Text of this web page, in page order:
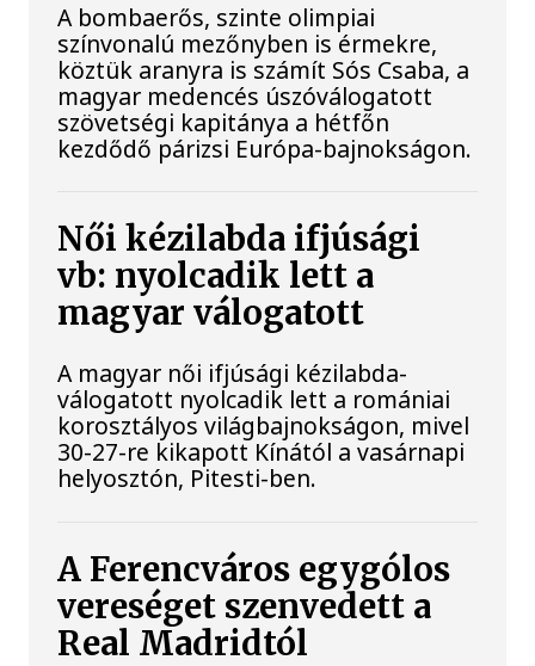
A bombaerős, szinte olimpiai
színvonalú mezőnyben is érmekre,
köztük aranyra is számít Sós Csaba, a
magyar medencés úszóválogatott
szövetségi kapitánya a hétfőn
kezdődő párizsi Európa-bajnokságon.
Női kézilabda ifjúsági
vb: nyolcadik lett a
magyar válogatott
A magyar női ifjúsági kézilabda-
válogatott nyolcadik lett a romániai
korosztályos világbajnokságon, mivel
30-27-re kikapott Kínától a vasárnapi
helyosztón, Pitesti-ben.
A Ferencváros egygólos
vereséget szenvedett a
Real Madridtól